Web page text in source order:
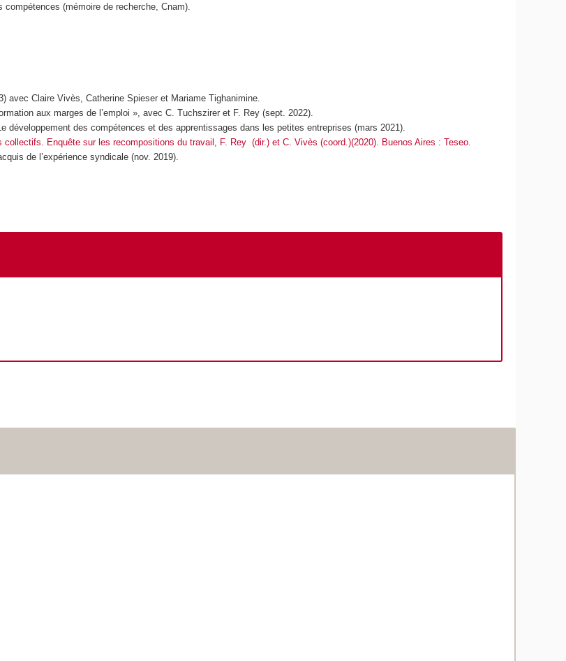
(mémoire de recherche, Cnam).
avec Claire Vivès, Catherine Spieser et Mariame Tighanimine.
aux marges de l’emploi », avec C. Tuchszirer et F. Rey (sept. 2022).
développement des compétences et des apprentissages dans les petites entreprises (mars 2021).
collectifs. Enquête sur les recompositions du travail , F. Rey (dir.) et C. Vivès (coord.)(2020). Buenos Aires : Teseo.
de l’expérience syndicale (nov. 2019).